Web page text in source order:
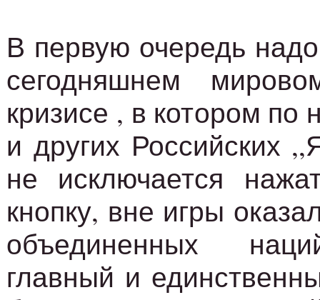
В первую очередь
сегодняшнем
кризисе , в котором
и других Российских
не исключается
кнопку, вне игры
объединенных
главный и